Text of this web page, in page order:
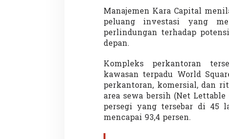
n
T
r
a
k
s
S
t
r
Manajemen Kara Capital
peluang investasi yang
perlindungan terhadap
depan.
Kompleks perkantoran
kawasan terpadu World
perkantoran, komersial, dan
area sewa bersih (Net
persegi yang tersebar di 45
mencapai 93,4 persen.